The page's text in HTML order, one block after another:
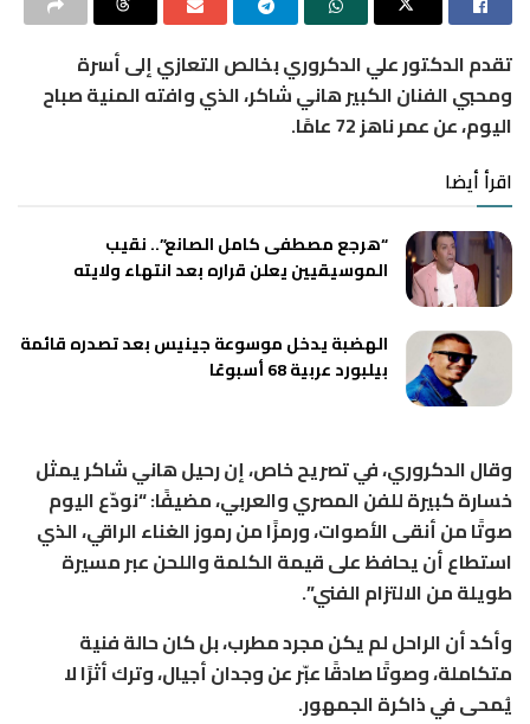
تقدم الدكتور علي الدكروري بخالص التعازي إلى أسرة
ومحبي الفنان الكبير هاني شاكر، الذي وافته المنية صباح
اليوم، عن عمر ناهز 72 عامًا.
اقرأ أيضا
“هرجع مصطفى كامل الصانع”.. نقيب
الموسيقيين يعلن قراره بعد انتهاء ولايته
الهضبة يدخل موسوعة جينيس بعد تصدره قائمة
بيلبورد عربية 68 أسبوعًا
وقال الدكروري، في تصريح خاص، إن رحيل هاني شاكر يمثل
خسارة كبيرة للفن المصري والعربي، مضيفًا: “نودّع اليوم
صوتًا من أنقى الأصوات، ورمزًا من رموز الغناء الراقي، الذي
استطاع أن يحافظ على قيمة الكلمة واللحن عبر مسيرة
طويلة من الالتزام الفني”.
وأكد أن الراحل لم يكن مجرد مطرب، بل كان حالة فنية
متكاملة، وصوتًا صادقًا عبّر عن وجدان أجيال، وترك أثرًا لا
يُمحى في ذاكرة الجمهور.